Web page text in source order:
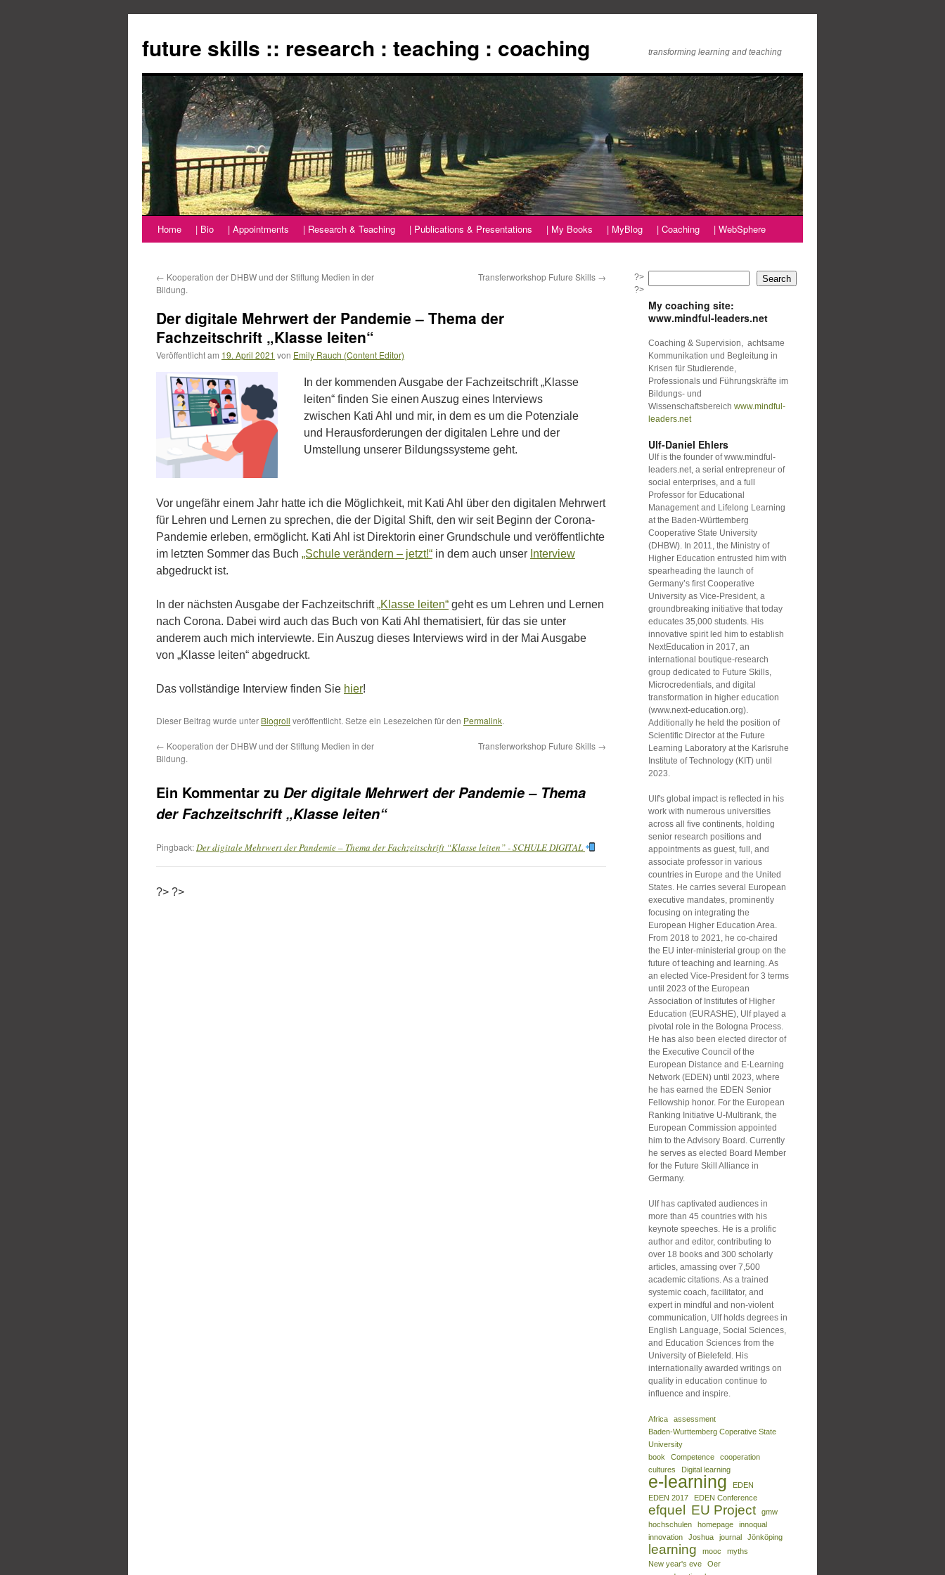
springen
future skills :: research : teaching : coaching transforming learning and teaching
Home | Bio | Appointments | Research & Teaching | Publications & Presentations | My Books | MyBlog | Coaching | WebSphere
?>
← Kooperation der DHBW und der Stiftung Medien in der
Bildung.
Transferworkshop Future Skills →
Der digitale Mehrwert der Pandemie – Thema der
Fachzeitschrift „Klasse leiten“
Veröffentlicht am 19. April 2021 von Emily Rauch (Content Editor)
In der kommenden Ausgabe der Fachzeitschrift „Klasse
leiten“ finden Sie einen Auszug eines Interviews
zwischen Kati Ahl und mir, in dem es um die Potenziale
und Herausforderungen der digitalen Lehre und der
Umstellung unserer Bildungssysteme geht.
Vor ungefähr einem Jahr hatte ich die Möglichkeit, mit Kati Ahl über den digitalen Mehrwert
für Lehren und Lernen zu sprechen, die der Digital Shift, den wir seit Beginn der Corona-
Pandemie erleben, ermöglicht. Kati Ahl ist Direktorin einer Grundschule und veröffentlichte
im letzten Sommer das Buch „Schule verändern – jetzt!“ in dem auch unser Interview
abgedruckt ist.
In der nächsten Ausgabe der Fachzeitschrift„Klasse leiten“ geht es um Lehren und Lernen
nach Corona. Dabei wird auch das Buch von Kati Ahl thematisiert, für das sie unter
anderem auch mich interviewte. Ein Auszug dieses Interviews wird in der Mai Ausgabe
von „Klasse leiten“ abgedruckt.
Das vollständige Interview finden Sie hier!
Dieser Beitrag wurde unter Blogroll veröffentlicht. Setze ein Lesezeichen für den Permalink.
← Kooperation der DHBW und der Stiftung Medien in der
Bildung.
Transferworkshop Future Skills →
Ein Kommentar zu Der digitale Mehrwert der Pandemie – Thema
der Fachzeitschrift „Klasse leiten“
Pingback: Der digitale Mehrwert der Pandemie – Thema der Fachzeitschrift “Klasse leiten” - SCHULE DIGITAL
?> ?>
Search
My coaching site:
www.mindful-leaders.net
Coaching & Supervision, achtsame
Kommunikation und Begleitung in
Krisen für Studierende,
Professionals und Führungskräfte im
Bildungs- und
Wissenschaftsbereich www.mindful-
leaders.net
Ulf-Daniel Ehlers
Ulf is the founder of www.mindful-
leaders.net, a serial entrepreneur of
social enterprises, and a full
Professor for Educational
Management and Lifelong Learning
at the Baden-Württemberg
Cooperative State University
(DHBW). In 2011, the Ministry of
Higher Education entrusted him with
spearheading the launch of
Germany’s first Cooperative
University as Vice-President, a
groundbreaking initiative that today
educates 35,000 students. His
innovative spirit led him to establish
NextEducation in 2017, an
international boutique-research
group dedicated to Future Skills,
Microcredentials, and digital
transformation in higher education
(www.next-education.org).
Additionally he held the position of
Scientific Director at the Future
Learning Laboratory at the Karlsruhe
Institute of Technology (KIT) until
2023.
Ulf's global impact is reflected in his
work with numerous universities
across all five continents, holding
senior research positions and
appointments as guest, full, and
associate professor in various
countries in Europe and the United
States. He carries several European
executive mandates, prominently
focusing on integrating the
European Higher Education Area.
From 2018 to 2021, he co-chaired
the EU inter-ministerial group on the
future of teaching and learning. As
an elected Vice-President for 3 terms
until 2023 of the European
Association of Institutes of Higher
Education (EURASHE), Ulf played a
pivotal role in the Bologna Process.
He has also been elected director of
the Executive Council of the
European Distance and E-Learning
Network (EDEN) until 2023, where
he has earned the EDEN Senior
Fellowship honor. For the European
Ranking Initiative U-Multirank, the
European Commission appointed
him to the Advisory Board. Currently
he serves as elected Board Member
for the Future Skill Alliance in
Germany.
Ulf has captivated audiences in
more than 45 countries with his
keynote speeches. He is a prolific
author and editor, contributing to
over 18 books and 300 scholarly
articles, amassing over 7,500
academic citations. As a trained
systemic coach, facilitator, and
expert in mindful and non-violent
communication, Ulf holds degrees in
English Language, Social Sciences,
and Education Sciences from the
University of Bielefeld. His
internationally awarded writings on
quality in education continue to
influence and inspire.
Africa
assessment
Baden-Wurttemberg Coperative State
University
book
Competence
cooperation
cultures
Digital learning
e-learning
EDEN
EDEN 2017
EDEN Conference
efquel EU Project
gmw
hochschulen
homepage
innoqual
innovation
Joshua journal Jönköping
learning mooc
myths
New year's eve
Oer
?>